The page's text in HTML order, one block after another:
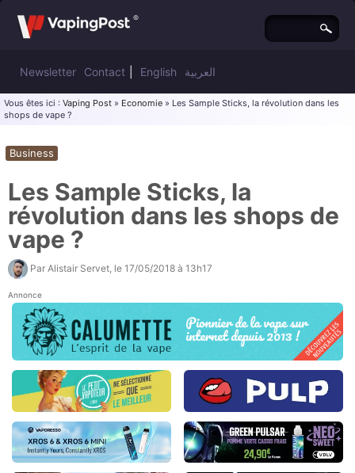
Newsletter Contact English العربية
Vous êtes ici : Vaping Post » Economie » Les Sample Sticks, la révolution dans les
shops de vape ?
Business
Les Sample Sticks, la
révolution dans les shops de
vape ?
Par Alistair Servet , le 17/05/2018 à 13h17
Annonce